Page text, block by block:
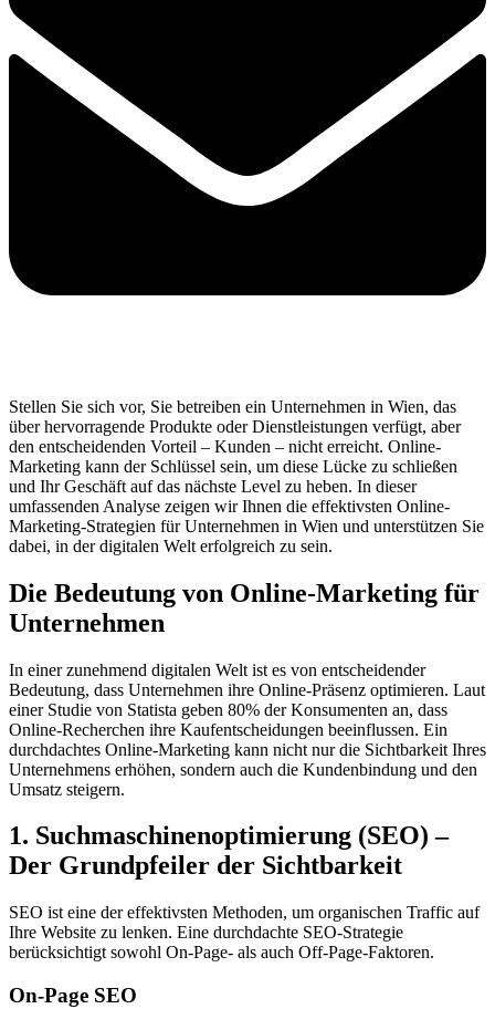
Stellen Sie sich vor, Sie betreiben ein Unternehmen in Wien, das
über hervorragende Produkte oder Dienstleistungen verfügt, aber
den entscheidenden Vorteil – Kunden – nicht erreicht. Online-
Marketing kann der Schlüssel sein, um diese Lücke zu schließen
und Ihr Geschäft auf das nächste Level zu heben. In dieser
umfassenden Analyse zeigen wir Ihnen die effektivsten Online-
Marketing-Strategien für Unternehmen in Wien und unterstützen Sie
dabei, in der digitalen Welt erfolgreich zu sein.
Die Bedeutung von Online-Marketing für
Unternehmen
In einer zunehmend digitalen Welt ist es von entscheidender
Bedeutung, dass Unternehmen ihre Online-Präsenz optimieren. Laut
einer Studie von Statista geben 80% der Konsumenten an, dass
Online-Recherchen ihre Kaufentscheidungen beeinflussen. Ein
durchdachtes Online-Marketing kann nicht nur die Sichtbarkeit Ihres
Unternehmens erhöhen, sondern auch die Kundenbindung und den
Umsatz steigern.
1. Suchmaschinenoptimierung (SEO) –
Der Grundpfeiler der Sichtbarkeit
SEO ist eine der effektivsten Methoden, um organischen Traffic auf
Ihre Website zu lenken. Eine durchdachte SEO-Strategie
berücksichtigt sowohl On-Page- als auch Off-Page-Faktoren.
On-Page SEO